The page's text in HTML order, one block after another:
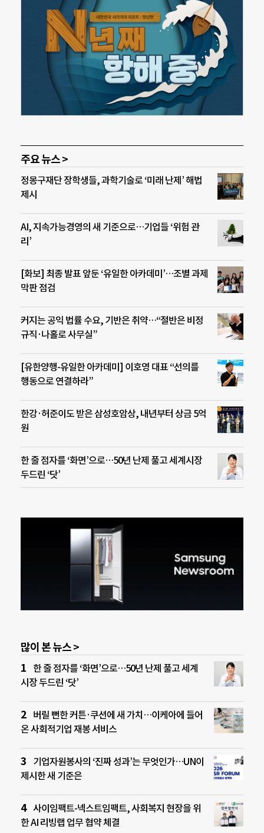
주요 뉴스 >
정몽구재단 장학생들, 과학기술로 ‘미래 난제’ 해법
제시
AI, 지속가능경영의 새 기준으로…기업들 ‘위험 관
리’
[화보] 최종 발표 앞둔 ‘유일한 아카데미’…조별 과제
막판 점검
커지는 공익 법률 수요, 기반은 취약…“절반은 비정
규직·나홀로 사무실”
[유한양행-유일한 아카데미] 이호영 대표 “선의를
행동으로 연결하라”
한강·허준이도 받은 삼성호암상, 내년부터 상금 5억
원
한 줄 점자를 ‘화면’으로…50년 난제 풀고 세계시장
두드린 ‘닷’
많이 본 뉴스 >
한 줄 점자를 ‘화면’으로…50년 난제 풀고 세계
시장 두드린 ‘닷’
버릴 뻔한 커튼·쿠션에 새 가치…이케아에 들어
온 사회적기업 재봉 서비스
기업자원봉사의 ‘진짜 성과’는 무엇인가…UN이
제시한 새 기준은
사이임팩트-넥스트임팩트, 사회복지 현장을 위
한 AI 리빙랩 업무 협약 체결